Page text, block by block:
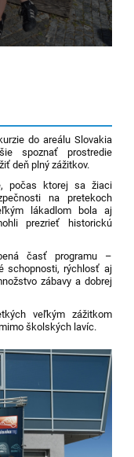
do areálu Slovakia
spoznať prostredie
deň plný zážitkov.
počas ktorej sa žiaci
na pretekoch
lákadlom bola aj
prezrieť historickú
časť programu –
schopnosti, rýchlosť aj
zábavy a dobrej
veľkým zážitkom
školských lavíc.